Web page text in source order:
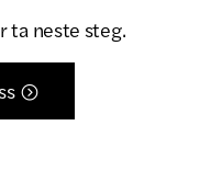
ta neste steg.
